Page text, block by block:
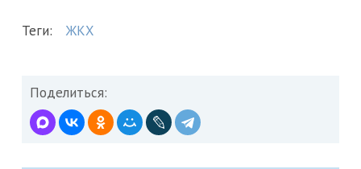
Теги: ЖКХ
Поделиться: